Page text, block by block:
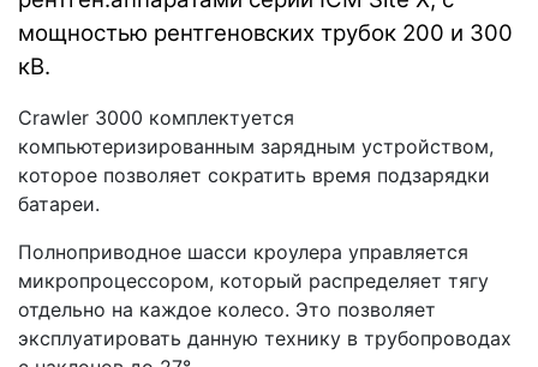
мощностью рентгеновских трубок 200 и 300
кВ.
Crawler 3000 комплектуется
компьютеризированным зарядным устройством,
которое позволяет сократить время подзарядки
батареи.
Полноприводное шасси кроулера управляется
микропроцессором, который распределяет тягу
отдельно на каждое колесо. Это позволяет
эксплуатировать данную технику в трубопроводах